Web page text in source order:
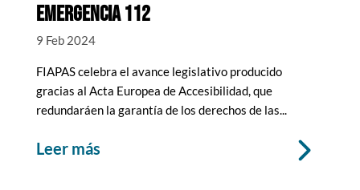
EMERGENCIA 112
9 Feb 2024
FIAPAS celebra el avance legislativo producido
gracias al Acta Europea de Accesibilidad, que
redundaráen la garantía de los derechos de las...
leer más